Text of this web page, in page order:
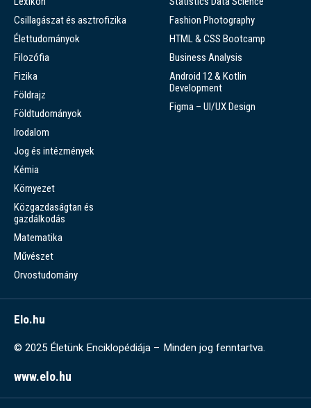
Csillagászat és asztrofizika
Élettudományok
Filozófia
Fizika
Földrajz
Földtudományok
Irodalom
Jog és intézmények
Kémia
Környezet
Közgazdaságtan és
gazdálkodás
Matematika
Művészet
Orvostudomány
Fashion Photography
HTML & CSS Bootcamp
Business Analysis
Android 12 & Kotlin
Development
Figma – UI/UX Design
Elo.hu
© 2025 Életünk Enciklopédiája – Minden jog fenntartva.
www.elo.hu